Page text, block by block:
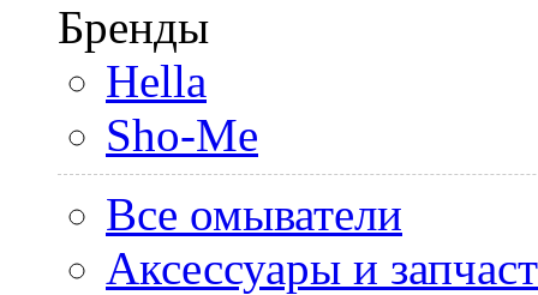
Бренды
Hella
Sho-Me
Все омыватели
Аксессуары и